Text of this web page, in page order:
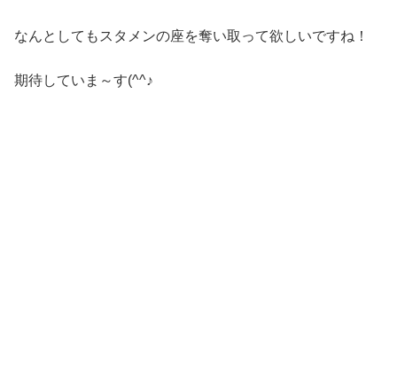
なんとしてもスタメンの座を奪い取って欲しいですね！
期待していま～す(^^♪